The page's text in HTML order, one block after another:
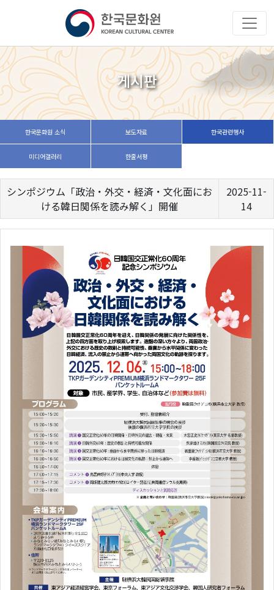
게시판
한국문화원 소식 보도자료 한국관련행사
미디어갤러리 한줄서평
シンポジウム「政治・外交・経済・文化面にお
ける韓日関係を読み解く」開催
2025-11-
14